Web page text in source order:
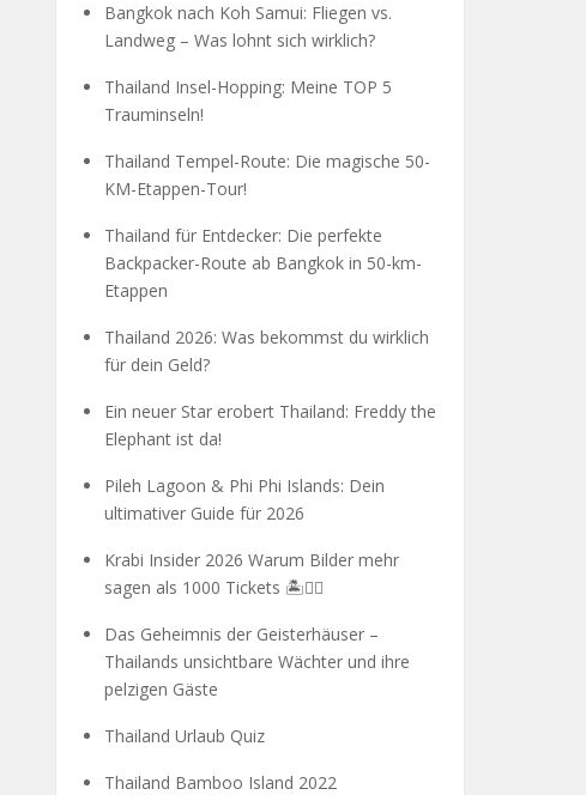
Bangkok nach Koh Samui: Fliegen vs.
Landweg – Was lohnt sich wirklich?
Thailand Insel-Hopping: Meine TOP 5
Trauminseln!
Thailand Tempel-Route: Die magische 50-
KM-Etappen-Tour!
Thailand für Entdecker: Die perfekte
Backpacker-Route ab Bangkok in 50-km-
Etappen
Thailand 2026: Was bekommst du wirklich
für dein Geld?
Ein neuer Star erobert Thailand: Freddy the
Elephant ist da!
Pileh Lagoon & Phi Phi Islands: Dein
ultimativer Guide für 2026
Krabi Insider 2026 Warum Bilder mehr
sagen als 1000 Tickets 🏝️🧗‍♂️
Das Geheimnis der Geisterhäuser –
Thailands unsichtbare Wächter und ihre
pelzigen Gäste
Thailand Urlaub Quiz
Thailand Bamboo Island 2022